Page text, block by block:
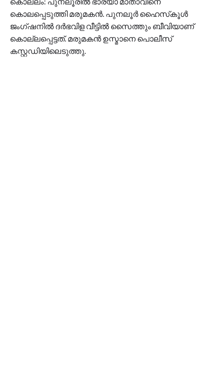
കൊലപ്പെടുത്തി മരുമകന്‍. പുനലൂര്‍ ഹൈസ്‌കൂള്‍
ജംഗ്ഷനില്‍ ദര്‍ഭവിള വീട്ടില്‍ സൈത്തും ബീവിയാണ്
കൊല്ലപ്പെട്ടത്. മരുമകന്‍ ഉസ്മാനെ പൊലീസ്
കസ്റ്റഡിയിലെടുത്തു.